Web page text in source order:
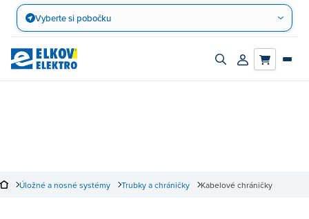
Přejít
obsah
Vyberte si pobočku
Zapnout/vypnout
Přihlásit/
Kabelové chráničky
Trubky a chráničky
Úložné a nosné systémy